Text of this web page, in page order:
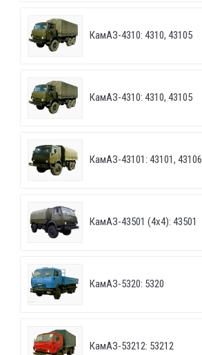
КамАЗ-4310: 4310, 43105
КамАЗ-4310: 4310, 43105
КамАЗ-43101: 43101, 43106
КамАЗ-43501 (4х4): 43501
КамАЗ-5320: 5320
КамАЗ-53212: 53212